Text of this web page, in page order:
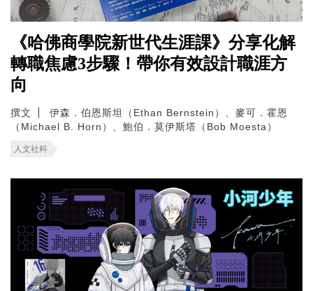
《哈佛商學院新世代生涯課》分享化解
轉職焦慮3步驟！帶你有效設計職涯方
向
撰文
伊森．伯恩斯坦（Ethan Bernstein）、麥可．霍恩
（Michael B. Horn）、鮑伯．莫伊斯塔（Bob Moesta）
人文社科